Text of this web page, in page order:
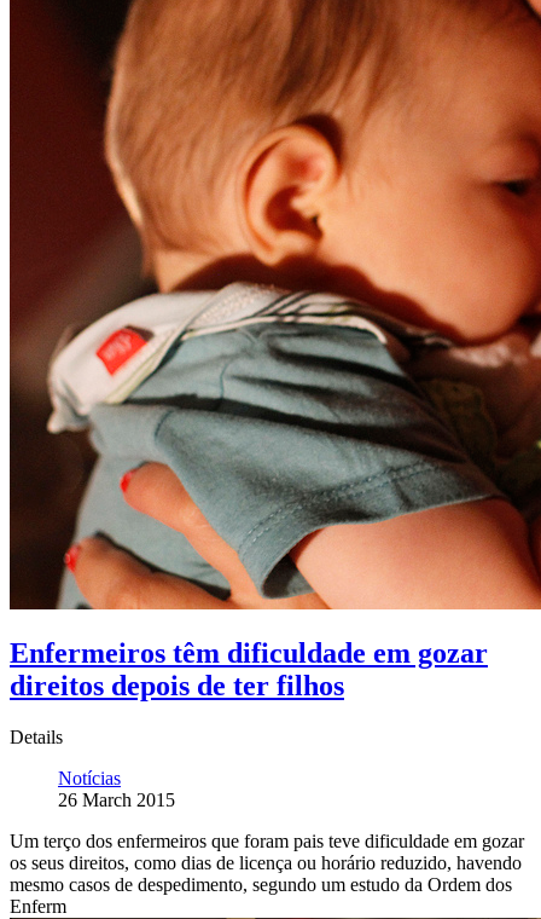
Enfermeiros têm dificuldade em gozar
direitos depois de ter filhos
Details
Notícias
26 March 2015
Um terço dos enfermeiros que foram pais teve dificuldade em gozar
os seus direitos, como dias de licença ou horário reduzido, havendo
mesmo casos de despedimento, segundo um estudo da Ordem dos
Enferm